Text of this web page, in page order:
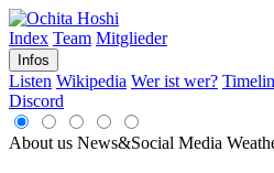
Index Team Mitglieder
Infos
Listen Wikipedia Wer ist wer?
Discord
About us News&Social Media